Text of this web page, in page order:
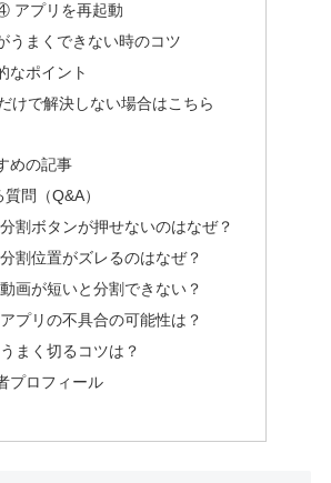
アプリを再起動
うまくできない時のコツ
なポイント
けで解決しない場合はこちら
めの記事
問（Q&A）
割ボタンが押せないのはなぜ？
割位置がズレるのはなぜ？
画が短いと分割できない？
プリの不具合の可能性は？
まく切るコツは？
プロフィール